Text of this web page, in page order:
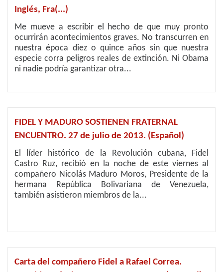
Inglés, Fra(...)
Me mueve a escribir el hecho de que muy pronto
ocurrirán acontecimientos graves. No transcurren en
nuestra época diez o quince años sin que nuestra
especie corra peligros reales de extinción. Ni Obama
ni nadie podría garantizar otra...
FIDEL Y MADURO SOSTIENEN FRATERNAL
ENCUENTRO. 27 de julio de 2013. (Español)
El líder histórico de la Revolución cubana, Fidel
Castro Ruz, recibió en la noche de este viernes al
compañero Nicolás Maduro Moros, Presidente de la
hermana República Bolivariana de Venezuela,
también asistieron miembros de la...
Carta del compañero Fidel a Rafael Correa.